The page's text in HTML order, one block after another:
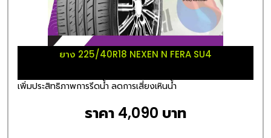
ยาง 225/40R18 NEXEN N FERA SU4
เพิ่มประสิทธิภาพการรีดน้ำ ลดการเสี่ยงเหินน้ำ
ราคา 4,090 บาท